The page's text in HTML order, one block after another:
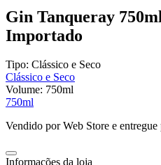
Gin Tanqueray
Importado
Tipo: Clássico e Seco
Clássico e Seco
Volume: 750ml
750ml
Vendido porWeb Store e entregue
Informações da loja